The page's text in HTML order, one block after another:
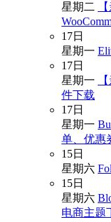
星期二
17日
星期一
17日
星期一
件下载
17日
星期一
单、优惠
15日
星期六
15日
星期六
电商主题